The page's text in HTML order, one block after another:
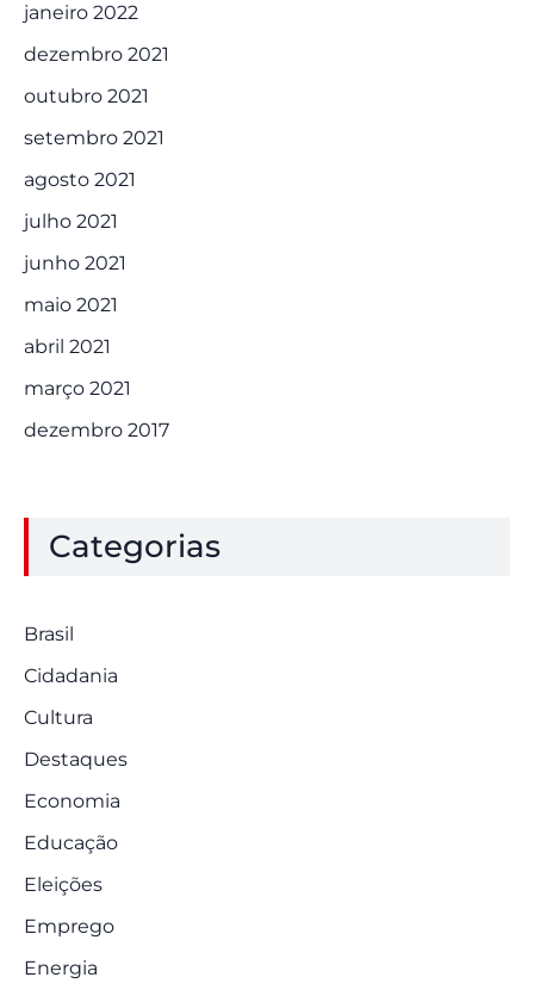
janeiro 2022
dezembro 2021
outubro 2021
setembro 2021
agosto 2021
julho 2021
junho 2021
maio 2021
abril 2021
março 2021
dezembro 2017
Categorias
Brasil
Cidadania
Cultura
Destaques
Economia
Educação
Eleições
Emprego
Energia